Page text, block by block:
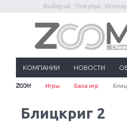
Выбирай : Покупай :
КОМПАНИИ НОВОСТИ
Игры База игр
Блицкриг 2